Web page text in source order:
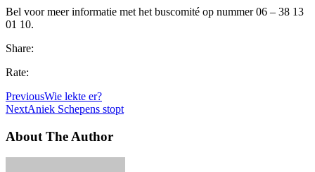
Bel voor meer informatie met het buscomité op nummer 06 – 38 13
01 10.
Share:
Rate:
PreviousWie lekte er?
NextAniek Schepens stopt
About The Author